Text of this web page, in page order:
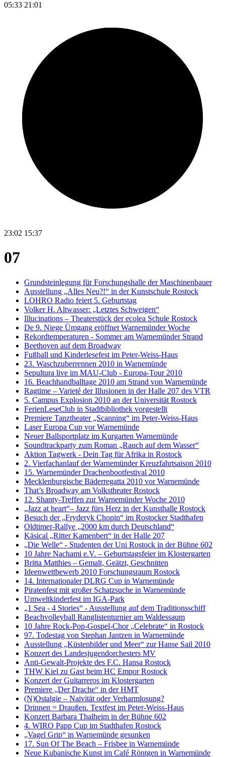
05:33 21:01
23:02 15:37
07
Grundsteinlegung für Forschungshalle der Maschinenbauer
Ausstellung „Alles Neu?!“ in der Kunstschule Rostock
LOHRO Radio feiert 5. Geburtstag
Volker H. Altwasser: „Letztes Schweigen“
Illucinations – Theaterstück der ecolea Schule Rostock
De 9. Niege Ümgang eröffnet Warnemünder Woche
Rekordtemperaturen - Sommer am Warnemünder Strand
Beethoven auf dem Broadway
Fußball und Kinderlesefest im Peter-Weiss-Haus
23. Waschzuberrennen 2010 in Warnemünde
Sepultura live im MAU-Club - Europa-Tour 2010
16. Beachhandballtage 2010 am Strand von Warnemünde
Ragtime – Varieté der Illusionen in der Halle 207 des VTR
5. Campus Explosion 2010 an der Universität Rostock
FerienLeseClub in Stadtbibliothek vorgestellt
Premiere Tanztheater „Scanning“ im Peter-Weiss-Haus
Laser Europa Cup vor Warnemünde
Neuer Ballsportplatz im Kurgarten Warnemünde
Soundtrackparty zum Roman „Rauch auf dem Wasser“
Aktion Tagwerk - Dein Tag für Afrika in Rostock
2. Vierfachanlauf der Warnemünder Kreuzfahrtsaison 2010
15. Warnemünder Drachenbootfestival 2010
Mecklenburgische Bäderregatta 2010 vor Warnemünde
That’s Broadway am Volkstheater Rostock
12. Shanty-Treffen zur Warnemünder Woche 2010
„Jazz at heart“– Jazz fürs Herz in der Kunsthalle Rostock
Besuch der „Fryderyk Chopin“ im Rostocker Stadthafen
Oldtimer-Rallye „2000 km durch Deutschland“
Käsical „Ritter Kamenbert“ in der Halle 207
„Die Welle“ - Studenten der Uni Rostock in der Bühne 602
10 Jahre Nachami e.V. – Geburtstagsfeier im Klostergarten
Britta Matthies – Gemalt, Geätzt, Geschnitten
Ideenwettbewerb 2010 Forschungsraum Rostock
14. Internationaler DLRG Cup in Warnemünde
Piratenfest mit großer Schatzsuche in Warnemünde
Umweltkinderfest im IGA-Park
„1 Sea - 4 Stories“ - Ausstellung auf dem Traditionsschiff
Beachvolleyball Ranglistenturnier am Waldessaum
10 Jahre Rock-Pop-Gospel-Chor „Celebrate“ in Rostock
97. Todestag von Stephan Jantzen in Warnemünde
Ausstellung „Küstenbilder und Meer“ zur Hanse Sail 2010
Konzert des Landesjugendorchesters MV
Anti-Gewalt-Projekte des F.C. Hansa Rostock
THW Kiel zu Gast beim HC Empor Rostock
Konzert der Guitarreros im Klostergarten
Premiere „Der Drache“ in der HMT
(N)Ostalgie – Naivität oder Verharmlosung?
Drinnen = Draußen. Textfest im Peter-Weiss-Haus
Konzert Barbara Thalheim in der Bühne 602
4. WIRO Papp Cup im Stadthafen Rostock
„Vagel Grip“ in Warnemünde gesunken
17. Sun Of The Beach – Frisbee in Warnemünde
Neue Kubanische Kunst im Café Röntgen in Warnemünde